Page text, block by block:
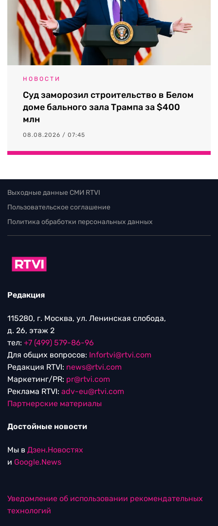
НОВОСТИ
Суд заморозил строительство в Белом
доме бального зала Трампа за $400
млн
08.08.2026 / 07:45
Выходные данные СМИ RTVI
Пользовательское соглашение
Политика обработки персональных данных
Редакция
115280, г. Москва, ул. Ленинская слобода,
д. 26, этаж 2
тел: +7 (499) 579-86-96
Для общих вопросов: Infortvi@rtvi.com
Редакция RTVI: news@rtvi.com
Маркетинг/PR: pr@rtvi.com
Реклама RTVI: adv-eu@rtvi.com
Партнерские материалы
Достойные новости
Мы в Дзен.Новостях
и Google.News
Уведомление об использовании рекомендательных
технологий